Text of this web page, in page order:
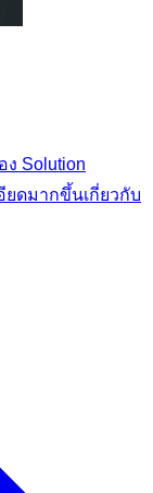
ง Solution
ยดมากขึ้นเกี่ยวกับ